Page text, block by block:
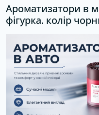
Ароматизатори в
фігурка. колір